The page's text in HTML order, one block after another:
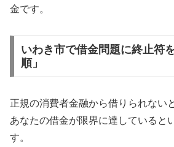
金です。
いわき市で借金問題に終止符
順」
正規の消費者金融から借りられない
あなたの借金が限界に達していると
す。